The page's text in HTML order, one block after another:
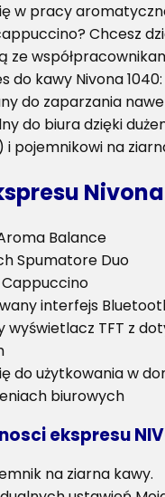
w pracy
Chcesz
ze
do kawy Nivona 1040:
do zaparzania
do biura dzięki
i pojemnikowi na
Nivona
Balance
Spumatore Duo
interfejs
wyświetlacz TFT z
do użytkowania w
biurowych
ekspresu
na ziarna kawy.